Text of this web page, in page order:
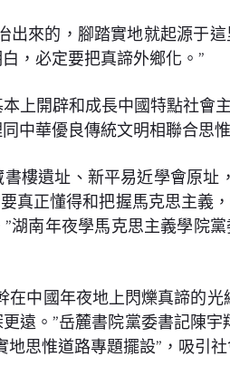
出來的，腳踏實地就起源于
，必定要把真諦外鄉化。”
上開辟和成長中國特點社會
中華優良傳統文明相聯合思
樓遺址、新平易近學會原
真正懂得和把握馬克思主
湖南年夜學馬克思主義學院
在中國年夜地上閃爍真諦的
遠。”岳麓書院黨委書記陳
思惟道路專題擺設”，吸引